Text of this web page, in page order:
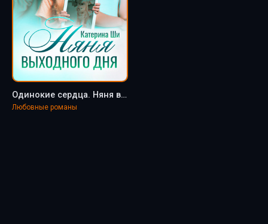
Одинокие сердца. Няня выходного дня - Катерина Ши (2)
Любовные романы